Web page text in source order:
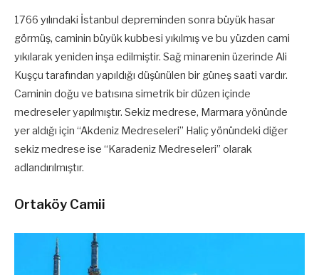
1766 yılındaki İstanbul depreminden sonra büyük hasar
görmüş, caminin büyük kubbesi yıkılmış ve bu yüzden cami
yıkılarak yeniden inşa edilmiştir. Sağ minarenin üzerinde Ali
Kuşçu tarafından yapıldığı düşünülen bir güneş saati vardır.
Caminin doğu ve batısına simetrik bir düzen içinde
medreseler yapılmıştır. Sekiz medrese, Marmara yönünde
yer aldığı için “Akdeniz Medreseleri” Haliç yönündeki diğer
sekiz medrese ise “Karadeniz Medreseleri” olarak
adlandırılmıştır.
Ortaköy Camii